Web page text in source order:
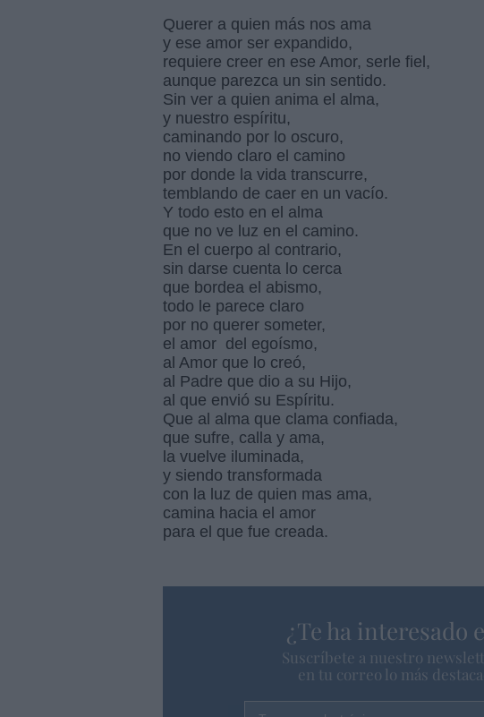
Querer a quien más nos ama
y ese amor ser expandido,
requiere creer en ese Amor, serle fiel,
aunque parezca un sin
Sin ver a quien anima el alma,
y nuestro espíritu,
caminando por lo oscuro,
no viendo claro el camino
por donde la vida transcurre,
temblando de caer en un
Y todo esto en el alma
que no ve luz en el camino.
En el cuerpo al contrario,
sin darse cuenta lo cerca
que bordea el abismo,
todo le parece claro
por no querer someter,
el amor del egoísmo,
al Amor que lo creó,
al Padre que dio a su Hijo,
al que envió su
Que al alma que clama confiada,
que sufre, calla y ama,
la vuelve iluminada,
y siendo transformada
con la luz de quien mas ama,
camina hacia el amor
para el que fue creada.
¿Te ha interesado
Suscríbete a nuestro
en tu correo lo más